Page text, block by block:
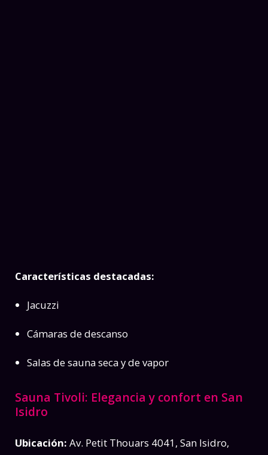
Características destacadas:
Jacuzzi
Cámaras de descanso
Salas de sauna seca y de vapor
Sauna Tivoli: Elegancia y confort en San
Isidro
Ubicación: Av. Petit Thouars 4041, San Isidro,